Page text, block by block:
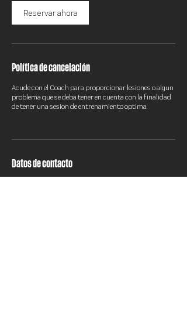
Reservar ahora
Política de cancelación
Acude con el Coach para proporcionar lesiones o algun
problema que se deba tener en cuenta con la finalidad
de tener una sesion de entrenamiento optima.
Datos de contacto